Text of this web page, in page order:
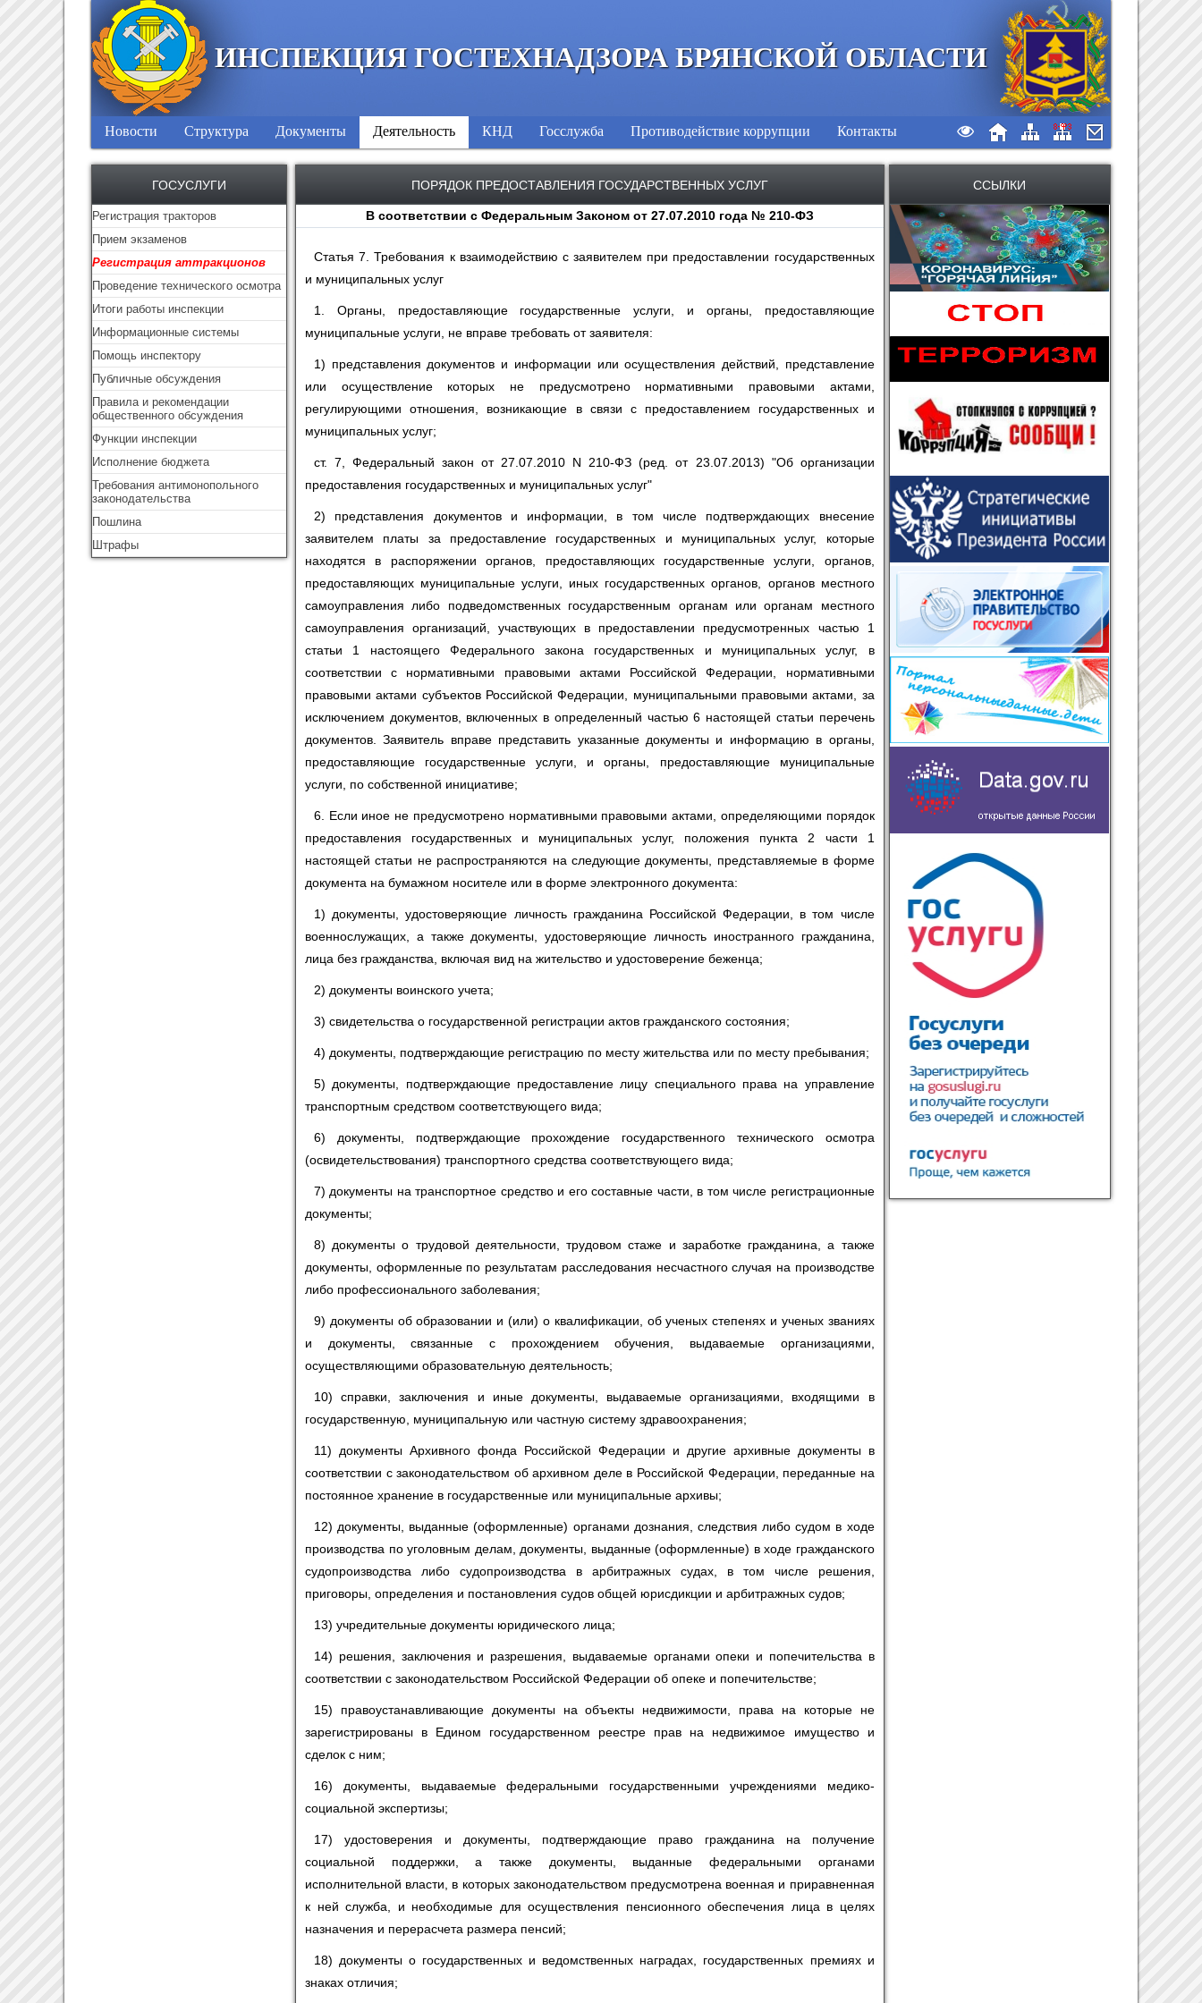
ИНСПЕКЦИЯ ГОСТЕХНАДЗОРА БРЯНСКОЙ ОБЛАСТИ
Новости Структура Документы Деятельность КНД Госслужба Противодействие коррупции Контакты
ГОСУСЛУГИ
Регистрация тракторов
Прием экзаменов
Регистрация аттракционов
Проведение технического осмотра
Итоги работы инспекции
Информационные системы
Помощь инспектору
Публичные обсуждения
Правила и рекомендации
общественного обсуждения
Функции инспекции
Исполнение бюджета
Требования антимонопольного
законодательства
Пошлина
Штрафы
ПОРЯДОК ПРЕДОСТАВЛЕНИЯ ГОСУДАРСТВЕННЫХ УСЛУГ
В соответствии с Федеральным Законом от 27.07.2010 года № 210-ФЗ
Статья 7. Требования к взаимодействию с заявителем при предоставлении государственных
и муниципальных услуг
1. Органы, предоставляющие государственные услуги, и органы, предоставляющие
муниципальные услуги, не вправе требовать от заявителя:
1) представления документов и информации или осуществления действий, представление
или осуществление которых не предусмотрено нормативными правовыми актами,
регулирующими отношения, возникающие в связи с предоставлением государственных и
муниципальных услуг;
ст. 7, Федеральный закон от 27.07.2010 N 210-ФЗ (ред. от 23.07.2013) "Об организации
предоставления государственных и муниципальных услуг"
2) представления документов и информации, в том числе подтверждающих внесение
заявителем платы за предоставление государственных и муниципальных услуг, которые
находятся в распоряжении органов, предоставляющих государственные услуги, органов,
предоставляющих муниципальные услуги, иных государственных органов, органов местного
самоуправления либо подведомственных государственным органам или органам местного
самоуправления организаций, участвующих в предоставлении предусмотренных частью 1
статьи 1 настоящего Федерального закона государственных и муниципальных услуг, в
соответствии с нормативными правовыми актами Российской Федерации, нормативными
правовыми актами субъектов Российской Федерации, муниципальными правовыми актами, за
исключением документов, включенных в определенный частью 6 настоящей статьи перечень
документов. Заявитель вправе представить указанные документы и информацию в органы,
предоставляющие государственные услуги, и органы, предоставляющие муниципальные
услуги, по собственной инициативе;
6. Если иное не предусмотрено нормативными правовыми актами, определяющими порядок
предоставления государственных и муниципальных услуг, положения пункта 2 части 1
настоящей статьи не распространяются на следующие документы, представляемые в форме
документа на бумажном носителе или в форме электронного документа:
1) документы, удостоверяющие личность гражданина Российской Федерации, в том числе
военнослужащих, а также документы, удостоверяющие личность иностранного гражданина,
лица без гражданства, включая вид на жительство и удостоверение беженца;
2) документы воинского учета;
3) свидетельства о государственной регистрации актов гражданского состояния;
4) документы, подтверждающие регистрацию по месту жительства или по месту пребывания;
5) документы, подтверждающие предоставление лицу специального права на управление
транспортным средством соответствующего вида;
6) документы, подтверждающие прохождение государственного технического осмотра
(освидетельствования) транспортного средства соответствующего вида;
7) документы на транспортное средство и его составные части, в том числе регистрационные
документы;
8) документы о трудовой деятельности, трудовом стаже и заработке гражданина, а также
документы, оформленные по результатам расследования несчастного случая на производстве
либо профессионального заболевания;
9) документы об образовании и (или) о квалификации, об ученых степенях и ученых званиях
и документы, связанные с прохождением обучения, выдаваемые организациями,
осуществляющими образовательную деятельность;
10) справки, заключения и иные документы, выдаваемые организациями, входящими в
государственную, муниципальную или частную систему здравоохранения;
11) документы Архивного фонда Российской Федерации и другие архивные документы в
соответствии с законодательством об архивном деле в Российской Федерации, переданные на
постоянное хранение в государственные или муниципальные архивы;
12) документы, выданные (оформленные) органами дознания, следствия либо судом в ходе
производства по уголовным делам, документы, выданные (оформленные) в ходе гражданского
судопроизводства либо судопроизводства в арбитражных судах, в том числе решения,
приговоры, определения и постановления судов общей юрисдикции и арбитражных судов;
13) учредительные документы юридического лица;
14) решения, заключения и разрешения, выдаваемые органами опеки и попечительства в
соответствии с законодательством Российской Федерации об опеке и попечительстве;
15) правоустанавливающие документы на объекты недвижимости, права на которые не
зарегистрированы в Едином государственном реестре прав на недвижимое имущество и
сделок с ним;
16) документы, выдаваемые федеральными государственными учреждениями медико-
социальной экспертизы;
17) удостоверения и документы, подтверждающие право гражданина на получение
социальной поддержки, а также документы, выданные федеральными органами
исполнительной власти, в которых законодательством предусмотрена военная и приравненная
к ней служба, и необходимые для осуществления пенсионного обеспечения лица в целях
назначения и перерасчета размера пенсий;
18) документы о государственных и ведомственных наградах, государственных премиях и
знаках отличия;
ССЫЛКИ